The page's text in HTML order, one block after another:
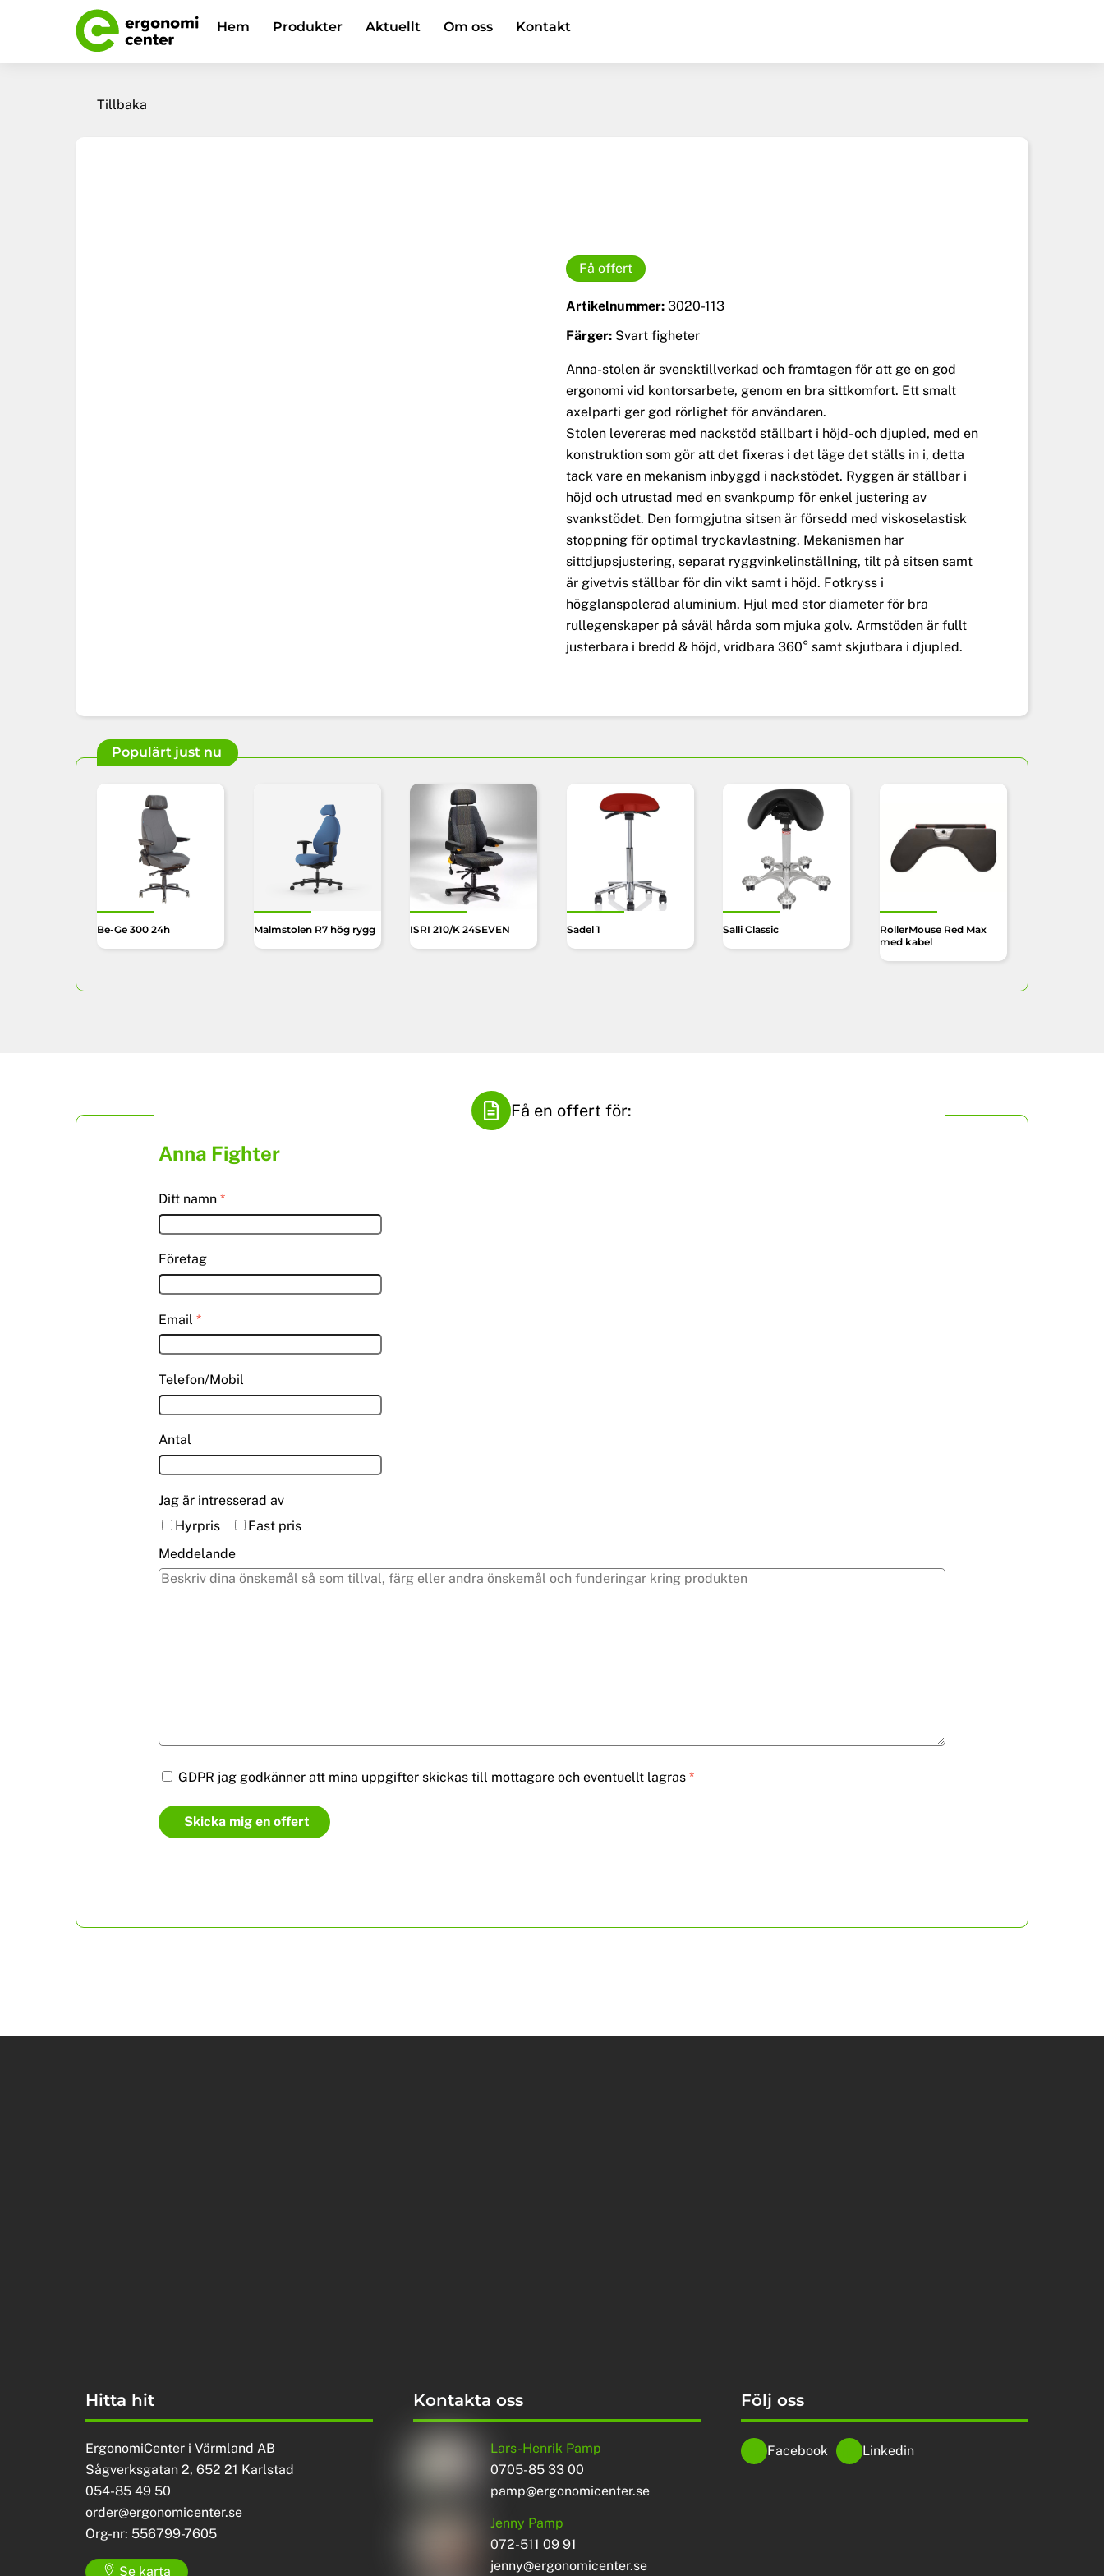
Hem Produkter Aktuellt Om oss Kontakt
Tillbaka
Få offert
Artikelnummer:3020-113
Färger:Svart figheter
Anna-stolen är svensktillverkad och framtagen för att ge en god
ergonomi vid kontorsarbete, genom en bra sittkomfort. Ett smalt
axelparti ger god rörlighet för användaren.
Stolen levereras med nackstöd ställbart i höjd- och djupled, med en
konstruktion som gör att det fixeras i det läge det ställs in i, detta
tack vare en mekanism inbyggd i nackstödet. Ryggen är ställbar i
höjd och utrustad med en svankpump för enkel justering av
svankstödet. Den formgjutna sitsen är försedd med viskoselastisk
stoppning för optimal tryckavlastning. Mekanismen har
sittdjupsjustering, separat ryggvinkelinställning, tilt på sitsen samt
är givetvis ställbar för din vikt samt i höjd. Fotkryss i
högglanspolerad aluminium. Hjul med stor diameter för bra
rullegenskaper på såväl hårda som mjuka golv. Armstöden är fullt
justerbara i bredd & höjd, vridbara 360° samt skjutbara i djupled.
Populärt just nu
Be-Ge 300 24h Malmstolen R7 hög rygg ISRI 210/K 24SEVEN Sadel 1 Salli Classic
RollerMouse Red Max
med kabel
Få en offert för:
Anna Fighter
Ditt namn *
Företag
Email *
Telefon/Mobil
Antal
Jag är intresserad av
Hyrpris
Fast pris
Meddelande
GDPR jag godkänner att mina uppgifter skickas till mottagare och eventuellt lagras *
Skicka mig en offert
Hitta hit
ErgonomiCenter i Värmland AB
Sågverksgatan 2, 652 21 Karlstad
054-85 49 50
order@ergonomicenter.se
Org-nr: 556799-7605
Se karta
Kontakta oss
Lars-Henrik Pamp
0705-85 33 00
pamp@ergonomicenter.se
Jenny Pamp
072-511 09 91
jenny@ergonomicenter.se
Följ oss
Facebook Linkedin